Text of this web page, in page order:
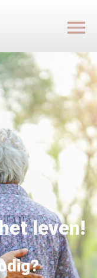
leven!